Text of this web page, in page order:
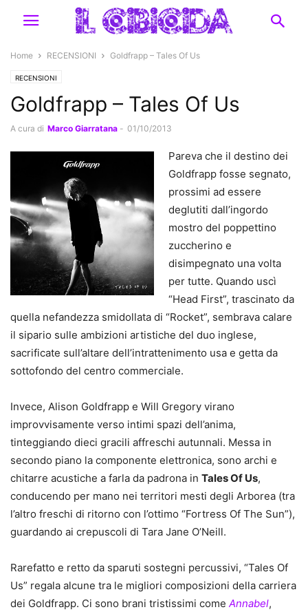
Home RECENSIONI Goldfrapp – Tales Of Us
RECENSIONI
Goldfrapp – Tales Of Us
A cura di Marco Giarratana - 01/10/2013
Pareva che il destino dei
Goldfrapp fosse segnato,
prossimi ad essere
deglutiti dall’ingordo
mostro del poppettino
zuccherino e
disimpegnato una volta
per tutte. Quando uscì
“Head First”, trascinato da
quella nefandezza smidollata di “Rocket”, sembrava calare
il sipario sulle ambizioni artistiche del duo inglese,
sacrificate sull’altare dell’intrattenimento usa e getta da
sottofondo del centro commerciale.
Invece, Alison Goldfrapp e Will Gregory virano
improvvisamente verso intimi spazi dell’anima,
tinteggiando dieci gracili affreschi autunnali. Messa in
secondo piano la componente elettronica, sono archi e
chitarre acustiche a farla da padrona in Tales Of Us,
conducendo per mano nei territori mesti degli Arborea (tra
l’altro freschi di ritorno con l’ottimo “Fortress Of The Sun”),
guardando ai crepuscoli di Tara Jane O’Neill.
Rarefatto e retto da sparuti sostegni percussivi, “Tales Of
Us” regala alcune tra le migliori composizioni della carriera
dei Goldfrapp. Ci sono brani tristissimi come Annabel,